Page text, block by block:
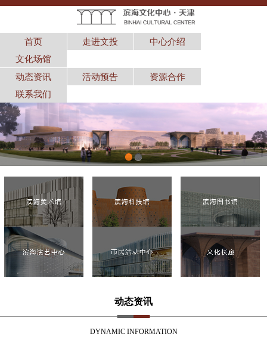
首页 走进文投
中心介绍
文化场馆
动态资讯
活动预告
资源合作
联系我们
1 2
动态资讯
DYNAMIC INFORMATION